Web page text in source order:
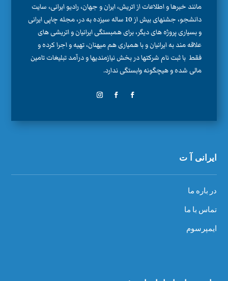
مانند خبرها و اطلاعات از اتریش، ایران و جهان، رادیو ایرانی، سایت
دانشجو، جشنهای بیش از 10 ساله سیزده به در، مجله چاپی ایرانی
و بسیاری پروژه های دیگر، برای همبستگی ایرانیان و اتریشی های
علاقه مند به ایرانیان و با همیاری هم میهنان، تهیه و اجرا کرده و
فقط با ثبت نام شرکتها در بخش نیازمندیها و درآمد تبلیغات تامین
مالی شده و هیچگونه وابستگی ندارد.
ایرانی آ ت
در باره ما
تماس با ما
ایمپرسوم